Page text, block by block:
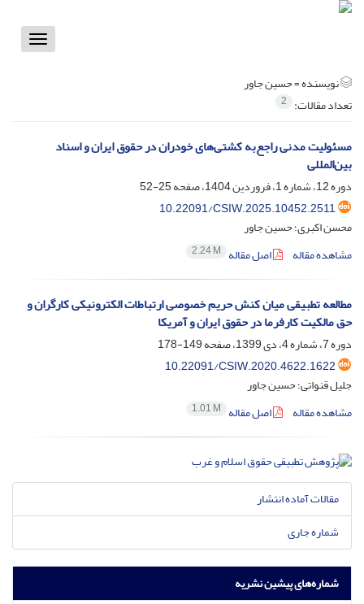
Toggle
نویسنده =حسین جاور
تعداد مقالات: 2
مسئولیت مدنی راجع‌به کشتی‌های خودران در حقوق ایران و اسناد
بین‌المللی
دوره 12، شماره 1، فروردین 1404، صفحه
25-52
10.22091/CSIW.2025.10452.2511
محسن اکبری؛ حسین جاور
مشاهده مقاله
اصل مقاله 2.24 M
مطالعه تطبیقی میان کنش حریم خصوصی ارتباطات الکترونیکی کارگران و
حق مالکیت کارفرما در حقوق ایران و آمریکا
دوره 7، شماره 4، دی 1399، صفحه
149-178
10.22091/CSIW.2020.4622.1622
جلیل قنواتی؛ حسین جاور
مشاهده مقاله
اصل مقاله 1.01 M
مقالات آماده انتشار
شماره جاری
شماره‌های پیشین نشریه